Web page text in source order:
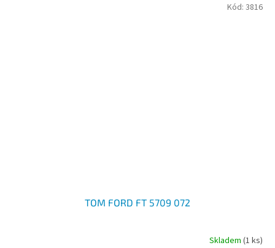
TOM FORD FT 5709 072
Skladem (1 ks)
Kód: 3816